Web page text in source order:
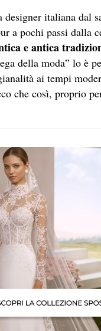
italiana dal
a pochi passi
e antica
della moda” lo è
ai tempi
che così, proprio